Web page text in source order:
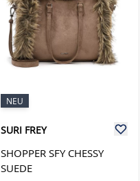
NEU
SURI FREY
SHOPPER SFY CHESSY
SUEDE